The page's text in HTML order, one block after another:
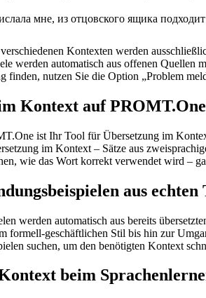
мне, из отцовского ящика подходит
Kontexten werden
werden automatisch aus offenen Quellen
finden, nutzen Sie die Option „Problem
Kontext auf
ist Ihr Tool für Übersetzung im
im Kontext – Sätze aus
wie das Wort korrekt verwendet wird –
aus echten
werden automatisch aus bereits
formell-geschäftlichen Stil bis hin zur
suchen, um den benötigten Kontext
beim